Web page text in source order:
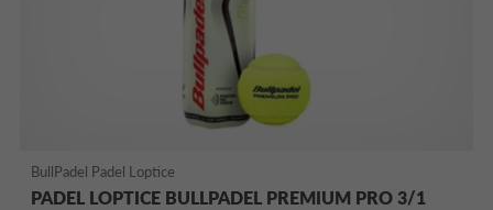
BullPadel Padel Loptice
PADEL LOPTICE BULLPADEL PREMIUM PRO 3/1